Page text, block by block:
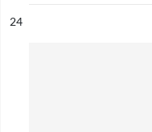
n°
24